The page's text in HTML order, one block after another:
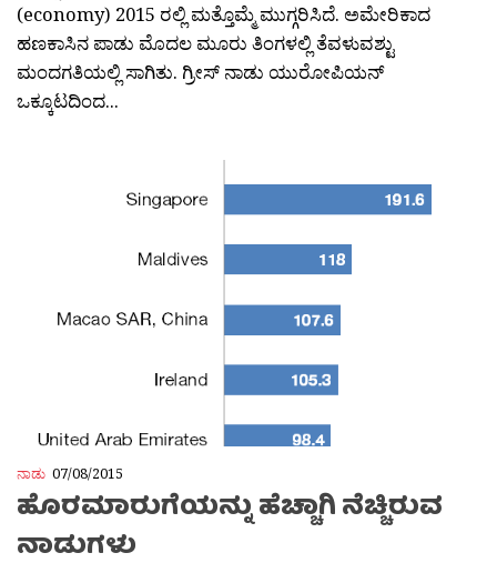
(economy) 2015 ರಲ್ಲಿ ಮತ್ತೊಮ್ಮೆ ಮುಗ್ಗರಿಸಿದೆ. ಅಮೇರಿಕಾದ
ಹಣಕಾಸಿನ ಪಾಡು ಮೊದಲ ಮೂರು ತಿಂಗಳಲ್ಲಿ ತೆವಳುವಶ್ಟು
ಮಂದಗತಿಯಲ್ಲಿ ಸಾಗಿತು. ಗ್ರೀಸ್ ನಾಡು ಯುರೋಪಿಯನ್
ಒಕ್ಕೂಟದಿಂದ...
ನಾಡು 07/08/2015
ಹೊರಮಾರುಗೆಯನ್ನು ಹೆಚ್ಚಾಗಿ ನೆಚ್ಚಿರುವ
ನಾಡುಗಳು